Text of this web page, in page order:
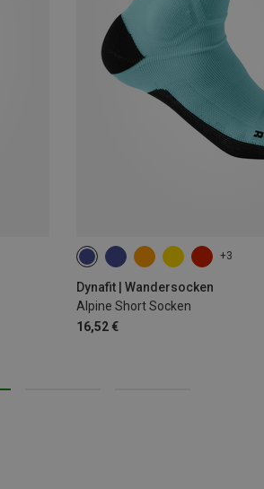
+3
Dynafit | Wandersocken
Alpine Short Socken
16,52 €
35|36|37|38 39|40|41|42